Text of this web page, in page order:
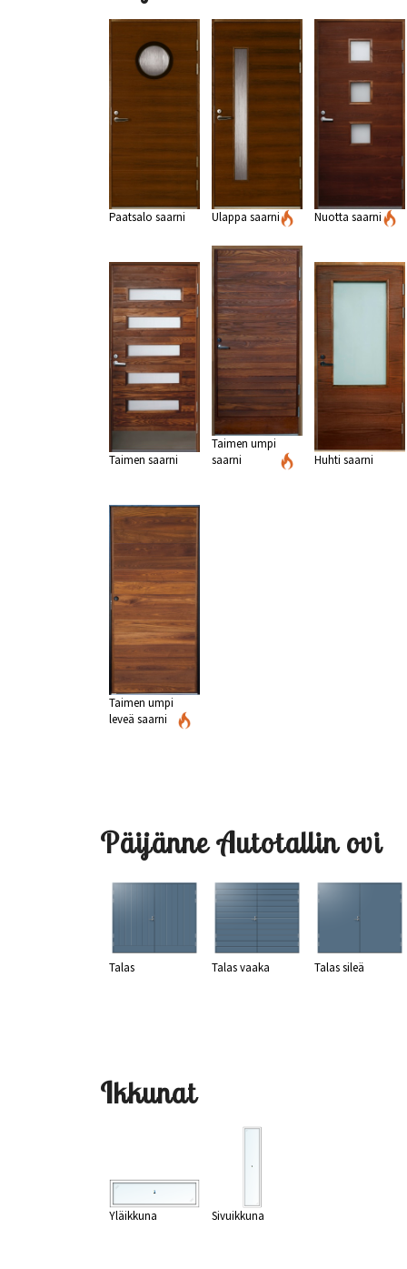
Paatsalo saarni Ulappa saarni Nuotta saarni
Taimen saarni
Taimen umpi
saarni
Huhti saarni
Taimen umpi
leveä saarni
Päijänne Autotallin ovi
Talas Talas vaaka Talas sileä
Ikkunat
Yläikkuna Sivuikkuna